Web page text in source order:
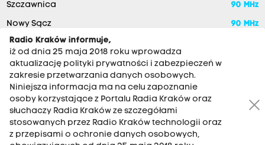
Szczawnica 90 MHz
Nowy Sącz 90 MHz
RADIO KRAKÓW SA. Aleja Juliusza Słowackiego 22, 30-007
Radio Kraków informuje,
iż od dnia 25 maja 2018 roku wprowadza
aktualizację polityki prywatności i zabezpieczeń w
zakresie przetwarzania danych osobowych.
Niniejsza informacja ma na celu zapoznanie
osoby korzystające z Portalu Radia Kraków oraz
słuchaczy Radia Kraków ze szczegółami
stosowanych przez Radio Kraków technologii oraz
z przepisami o ochronie danych osobowych,